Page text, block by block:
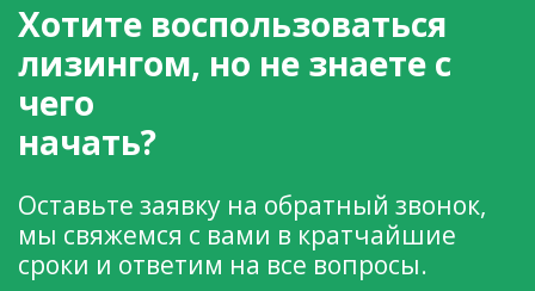
Хотите воспользоваться
лизингом, но не знаете с
чего
начать?
Оставьте заявку на обратный звонок,
мы свяжемся с вами в кратчайшие
сроки и ответим на все вопросы.